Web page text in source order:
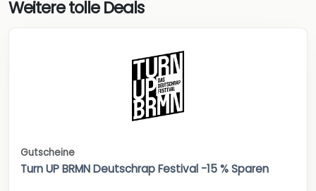
Weitere tolle Deals
Gutscheine
Turn UP BRMN Deutschrap Festival -15 % Sparen